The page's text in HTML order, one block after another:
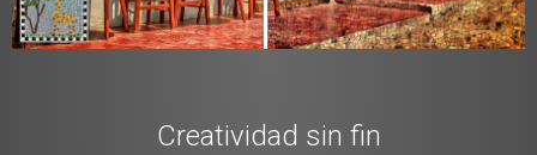
Creatividad sin fin